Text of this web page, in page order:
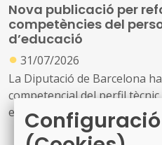
Nova publicació per
competències del
d’educació
● 31/07/2026
La Diputació de Barcelona
competencial del perfil tècnic
eina que defineix, ordena i
personal tècnic d’educació i